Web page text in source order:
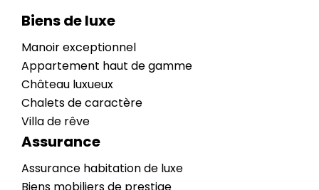
Biens de luxe
Manoir exceptionnel
Appartement haut de gamme
Château luxueux
Chalets de caractère
Villa de rêve
Assurance
Assurance habitation de luxe
Biens mobiliers de prestige